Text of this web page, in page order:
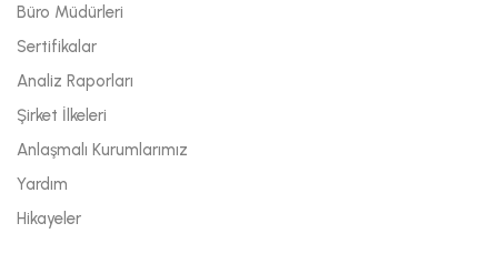
Büro Müdürleri
Sertifikalar
Analiz Raporları
Şirket İlkeleri
Anlaşmalı Kurumlarımız
Yardım
Hikayeler